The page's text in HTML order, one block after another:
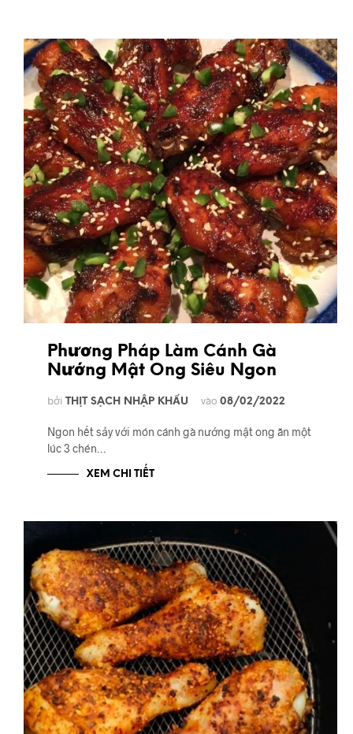
Phương Pháp Làm Cánh Gà
Nướng Mật Ong Siêu Ngon
bởi THỊT SẠCH NHẬP KHẨU vào 08/02/2022
Ngon hết sảy với món cánh gà nướng mật ong ăn một
lúc 3 chén…
XEM CHI TIẾT